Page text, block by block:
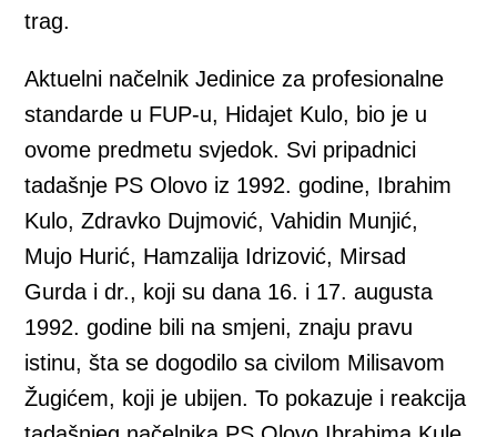
trag.
Aktuelni načelnik Jedinice za profesionalne
standarde u FUP-u, Hidajet Kulo, bio je u
ovome predmetu svjedok. Svi pripadnici
tadašnje PS Olovo iz 1992. godine, Ibrahim
Kulo, Zdravko Dujmović, Vahidin Munjić,
Mujo Hurić, Hamzalija Idrizović, Mirsad
Gurda i dr., koji su dana 16. i 17. augusta
1992. godine bili na smjeni, znaju pravu
istinu, šta se dogodilo sa civilom Milisavom
Žugićem, koji je ubijen. To pokazuje i reakcija